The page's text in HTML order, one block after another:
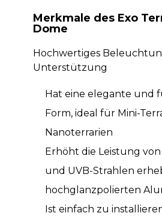
Merkmale des Exo
Dome
Hochwertiges
Unterstützung
Hat eine elegante und
Form, ideal für Mini-
Nanoterrarien
Erhöht die Leistung
und UVB-Strahlen
hochglanzpolierten
Ist einfach zu